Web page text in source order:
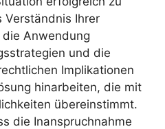
Verständnis Ihrer
Anwendung
und die
Implikationen
hinarbeiten, die mit
übereinstimmt.
die Inanspruchnahme